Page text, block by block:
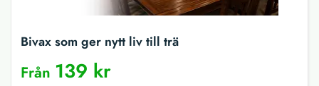
Bivax som ger nytt liv till trä
Från 139 kr